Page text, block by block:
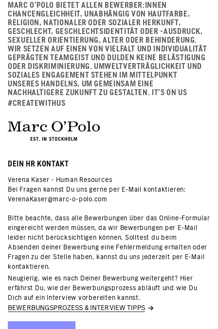
MARC O'POLO BIETET ALLEN BEWERBER:INNEN
CHANCENGLEICHHEIT, UNABHÄNGIG VON HAUTFARBE,
RELIGION, NATIONALER ODER SOZIALER HERKUNFT,
GESCHLECHT, GESCHLECHTSIDENTITÄT ODER -AUSDRUCK,
SEXUELLER ORIENTIERUNG, ALTER ODER BEHINDERUNG.
WIR SETZEN AUF EINEN VON VIELFALT UND INDIVIDUALITÄT
GEPRÄGTEN TEAMGEIST UND DULDEN KEINE BELÄSTIGUNG
ODER DISKRIMINIERUNG. UMWELTVERTRÄGLICHKEIT UND
SOZIALES ENGAGEMENT STEHEN IM MITTELPUNKT
UNSERES HANDELNS, UM GEMEINSAM EINE
NACHHALTIGERE ZUKUNFT ZU GESTALTEN. IT’S ON US
#CREATEWITHUS
DEIN HR KONTAKT
Verena Kaser - Human Resources
Bei Fragen kannst Du uns gerne per E-Mail kontaktieren:
VerenaKaser@marc-o-polo.com
Bitte beachte, dass alle Bewerbungen über das Online-Formular
eingereicht werden müssen, da wir Bewerbungen per E-Mail
leider nicht berücksichtigen können. Solltest du beim
Absenden deiner Bewerbung eine Fehlermeldung erhalten oder
Fragen zu der Stelle haben, kannst du uns jederzeit per E-Mail
kontaktieren.
Neugierig, wie es nach Deiner Bewerbung weitergeht? Hier
erfährst Du, wie der Bewerbungsprozess abläuft und wie Du
Dich auf ein Interview vorbereiten kannst.
BEWERBUNGSPROZESS & INTERVIEW TIPPS